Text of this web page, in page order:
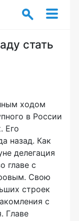
стать
ходом
в России
Его
назад. Как
делегация
главе с
Свою
строек
с
Главе